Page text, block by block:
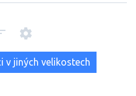
v jiných velikostech